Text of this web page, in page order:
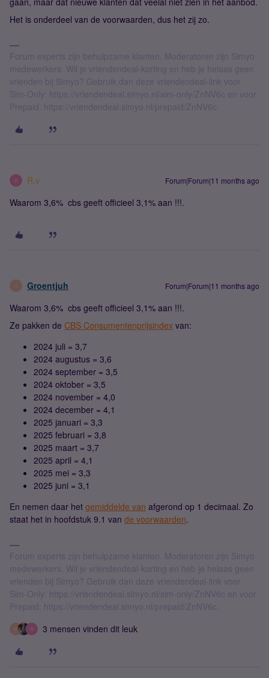
Het is onderdeel van de voorwaarden, dus het zij zo.
Forum experts zijn behulpzame klanten. Moderatoren zijn Simyo
medewerkers. Wil je vriendendeal-korting en heb je helaas geen
vrienden bij Simyo? Gebruik dan deze vriendendeal-link voor
Sim-Only: https://vriendendeal.simyo.nl/sim-only/ZnNV6c en voor
Prepaid: https://vriendendeal.simyo.nl/prepaid/ZnNV6c.
R R.v Forum|Forum|11 months ago
Waarom 3,6% cbs geeft officieel 3,1% aan !!!.
G Groentjuh Forum|Forum|11 months ago
Waarom 3,6% cbs geeft officieel 3,1% aan !!!.
Ze pakken de CBS Consumentenprijsindex van:
2024 juli = 3,7
2024 augustus = 3,6
2024 september = 3,5
2024 oktober = 3,5
2024 november = 4,0
2024 december = 4,1
2025 januari = 3,3
2025 februari = 3,8
2025 maart = 3,7
2025 april = 4,1
2025 mei = 3,3
2025 juni = 3,1
En nemen daar het gemiddelde van afgerond op 1 decimaal. Zo
staat het in hoofdstuk 9.1 van de voorwaarden.
Forum experts zijn behulpzame klanten. Moderatoren zijn Simyo
medewerkers. Wil je vriendendeal-korting en heb je helaas geen
vrienden bij Simyo? Gebruik dan deze vriendendeal-link voor
Sim-Only: https://vriendendeal.simyo.nl/sim-only/ZnNV6c en voor
Prepaid: https://vriendendeal.simyo.nl/prepaid/ZnNV6c.
W R 3 mensen vinden dit leuk